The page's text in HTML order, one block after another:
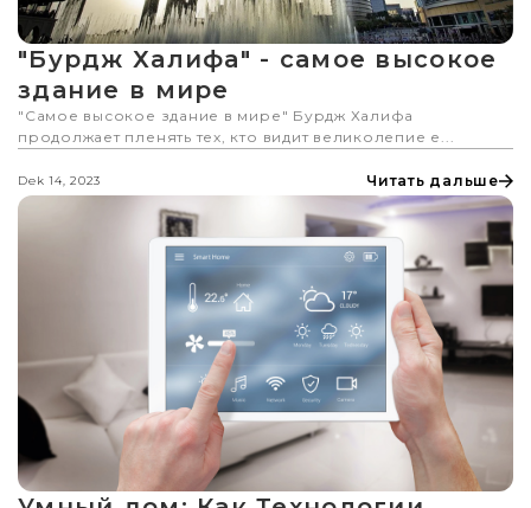
"Бурдж Халифа" - самое высокое
здание в мире
"Самое высокое здание в мире" Бурдж Халифа
продолжает пленять тех, кто видит великолепие е...
Dek 14, 2023 Читать дальше